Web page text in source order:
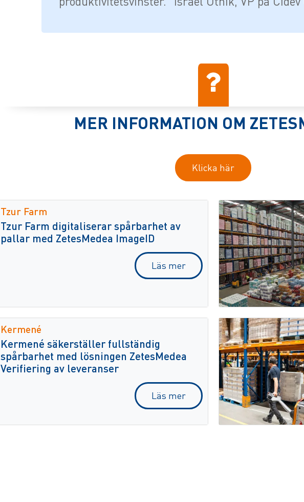
MER INFORMATION OM
Klicka här
Tzur Farm
Tzur Farm digitaliserar spårbarhet av
pallar med ZetesMedea ImageID
Läs mer
Kermené
Kermené säkerställer fullständig
spårbarhet med lösningen ZetesMedea
Verifiering av leveranser
Läs mer